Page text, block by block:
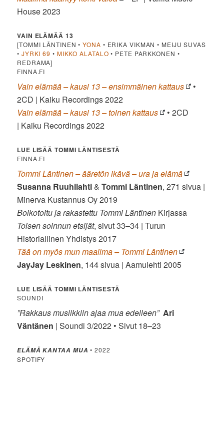
House 2023
VAIN ELÄMÄÄ 13
[TOMMI LÄNTINEN •YONA • ERIKA VIKMAN • MEIJU SUVAS
• JYRKI 69 • MIKKO ALATALO • PETE PARKKONEN •
REDRAMA]
FINNA.FI
Vain elämää – kausi 13 – ensimmäinen kattaus
•
2CD | Kaiku Recordings 2022
Vain elämää – kausi 13 – toinen kattaus
• 2CD
| Kaiku Recordings 2022
LUE LISÄÄ TOMMI LÄNTISESTÄ
FINNA.FI
Tommi Läntinen – ääretön ikävä – ura ja elämä
Susanna Ruuhilahti&Tommi Läntinen, 271 sivua |
Minerva Kustannus Oy 2019
Boikotoitu ja rakastettu Tommi Läntinen Kirjassa
Toisen soinnun etsijät, sivut 33–34 | Turun
Historiallinen Yhdistys 2017
Tää on myös mun maailma – Tommi Läntinen
JayJay Leskinen, 144 sivua | Aamulehti 2005
LUE LISÄÄ TOMMI LÄNTISESTÄ
SOUNDI
”Rakkaus musiikkiin ajaa mua edelleen” Ari
Väntänen | Soundi 3/2022 • Sivut 18–23
ELÄMÄ KANTAA MUA • 2022
SPOTIFY